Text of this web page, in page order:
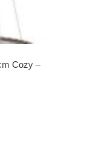
Cozy –